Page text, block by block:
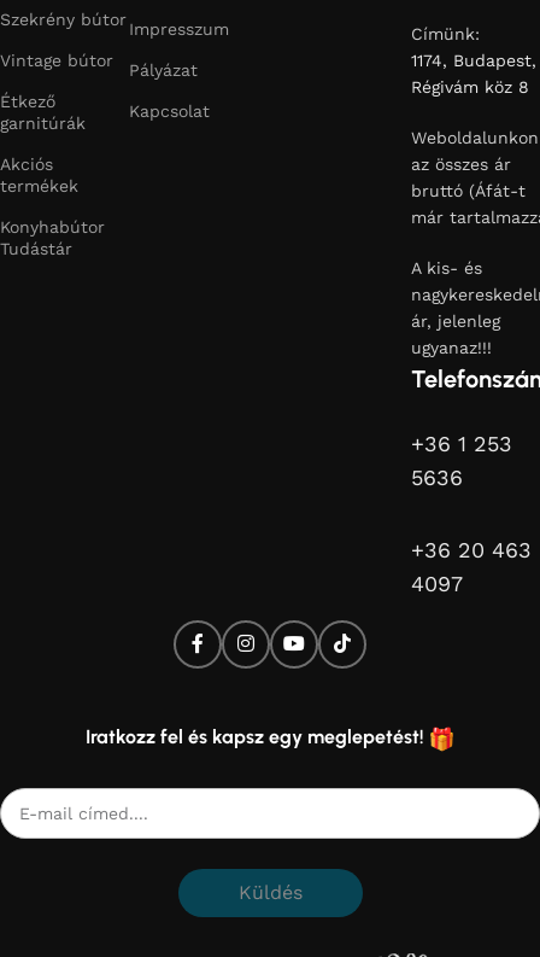
Szekrény bútor
Vintage bútor
Étkező
garnitúrák
Akciós
termékek
Konyhabútor
Tudástár
Impresszum
Pályázat
Kapcsolat
Címünk:
1174, Budapest,
Régivám köz 8
Weboldalunkon
az összes ár
bruttó (Áfát-t
már
A kis- és
ár, jelenleg
ugyanaz!!!
+36 1 253
5636
+36 20 463
4097
Iratkozz fel és kapsz egy meglepetést!
Küldés